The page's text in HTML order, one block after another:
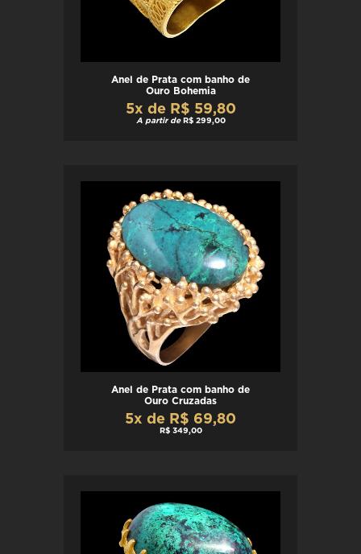
Anel de Prata com banho de
Ouro Bohemia
5x de R$ 59,80
A partir de R$ 299,00
Anel de Prata com banho de
Ouro Cruzadas
5x de R$ 69,80
R$ 349,00